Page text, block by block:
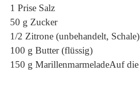
1 Prise Salz
50 g Zucker
1/2 Zitrone (unbehandelt, Schale)
100 g Butter (flüssig)
150 g MarillenmarmeladeAuf die